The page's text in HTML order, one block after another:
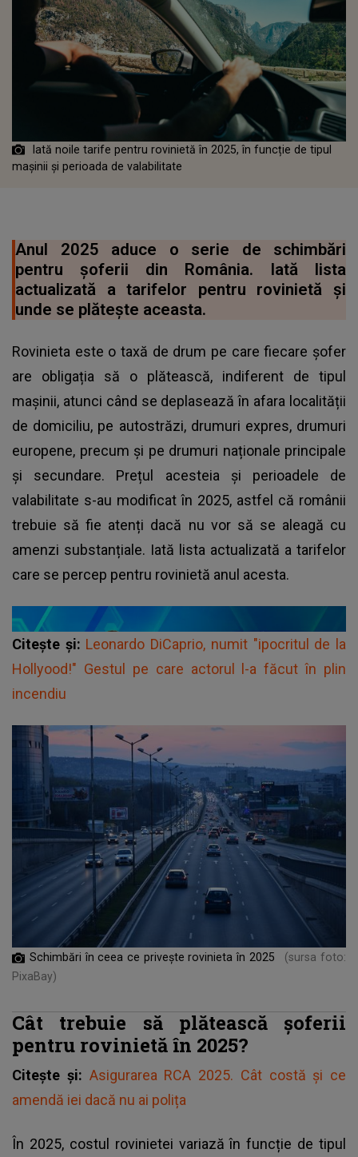
Iată noile tarife pentru rovinietă în 2025, în funcție de tipul
mașinii și perioada de valabilitate
Anul 2025 aduce o serie de schimbări
pentru șoferii din România. Iată lista
actualizată a tarifelor pentru rovinietă și
unde se plătește aceasta.
Rovinieta este o taxă de drum pe care fiecare șofer
are obligația să o plătească, indiferent de tipul
mașinii, atunci când se deplasează în afara localității
de domiciliu, pe autostrăzi, drumuri expres, drumuri
europene, precum și pe drumuri naționale principale
și secundare. Prețul acesteia și perioadele de
valabilitate s-au modificat în 2025, astfel că românii
trebuie să fie atenți dacă nu vor să se aleagă cu
amenzi substanțiale. Iată lista actualizată a tarifelor
care se percep pentru rovinietă anul acesta.
Citește și: Leonardo DiCaprio, numit "ipocritul de la
Hollyood!" Gestul pe care actorul l-a făcut în plin
incendiu
Schimbări în ceea ce privește rovinieta în 2025
(sursa foto:
PixaBay)
Cât trebuie să plătească șoferii
pentru rovinietă în 2025?
Citește și: Asigurarea RCA 2025. Cât costă și ce
amendă iei dacă nu ai polița
În 2025, costul rovinietei variază în funcție de tipul